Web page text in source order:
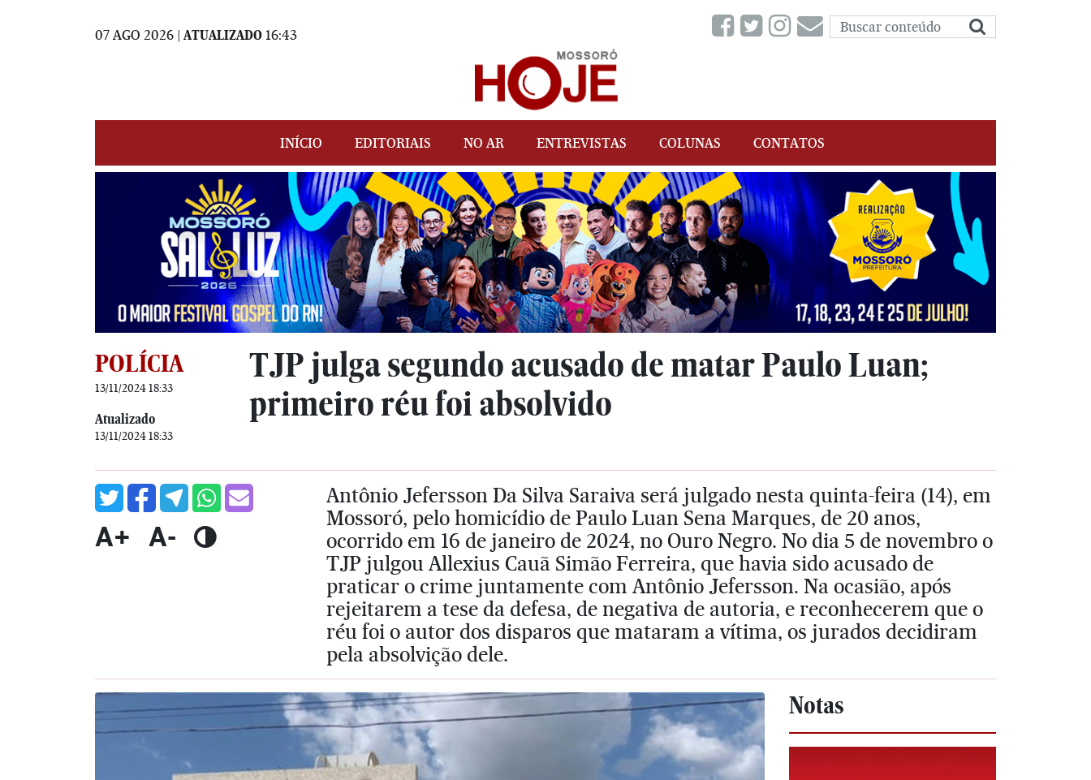
07 AGO 2026 | ATUALIZADO 16:43
INÍCIO EDITORIAIS NO AR ENTREVISTAS COLUNAS CONTATOS
POLÍCIA
13/11/2024 18:33
Atualizado
13/11/2024 18:33
TJP julga segundo acusado de matar Paulo Luan;
primeiro réu foi absolvido
A+ A-
Antônio Jefersson Da Silva Saraiva será julgado nesta quinta-feira (14), em
Mossoró, pelo homicídio de Paulo Luan Sena Marques, de 20 anos,
ocorrido em 16 de janeiro de 2024, no Ouro Negro. No dia 5 de novembro o
TJP julgou Allexius Cauã Simão Ferreira, que havia sido acusado de
praticar o crime juntamente com Antônio Jefersson. Na ocasião, após
rejeitarem a tese da defesa, de negativa de autoria, e reconhecerem que o
réu foi o autor dos disparos que mataram a vítima, os jurados decidiram
pela absolvição dele.
Notas